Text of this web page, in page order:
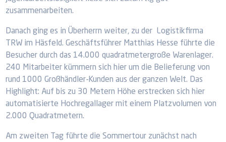
zusammenarbeiten.
Danach ging es in Überherrn weiter, zu der Logistikfirma
TRW im Häsfeld. Geschäftsführer Matthias Hesse führte die
Besucher durch das 14.000 quadratmetergroße Warenlager.
240 Mitarbeiter kümmern sich hier um die Belieferung von
rund 1000 Großhändler-Kunden aus der ganzen Welt. Das
Highlight: Auf bis zu 30 Metern Höhe erstrecken sich hier
automatisierte Hochregallager mit einem Platzvolumen von
2.000 Quadratmetern.
Am zweiten Tag führte die Sommertour zunächst nach